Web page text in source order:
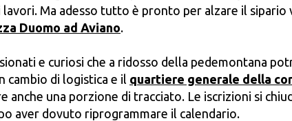
Ma adesso tutto è pronto per alzare il sipario
Duomo ad Aviano.
e curiosi che a ridosso della pedemontana
cambio di logistica e il quartiere generale della
anche una porzione di tracciato. Le iscrizioni si
aver dovuto riprogrammare il calendario.